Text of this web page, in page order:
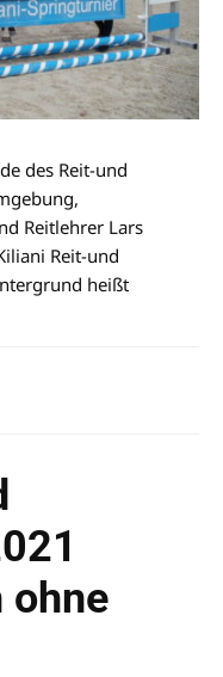
des Reit-und
Reitlehrer Lars
Reit-und
heißt
ohne